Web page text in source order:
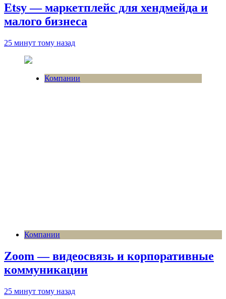
Etsy — маркетплейс для хендмейда и
малого бизнеса
25 минут тому назад
Компании
Компании
Zoom — видеосвязь и корпоративные
коммуникации
25 минут тому назад